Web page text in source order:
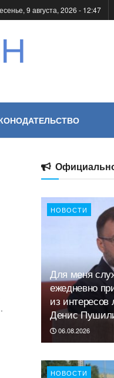
9 августа, 2026 - 12:47
НОВОСТИ
Для меня
ежедневно
из интересов
Денис
06.08.2026
НОВОСТИ